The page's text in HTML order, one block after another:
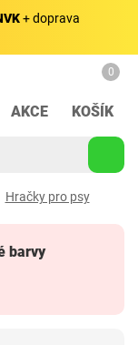
+ doprava
AKCE
0
KOŠÍK
Hračky pro psy
barvy